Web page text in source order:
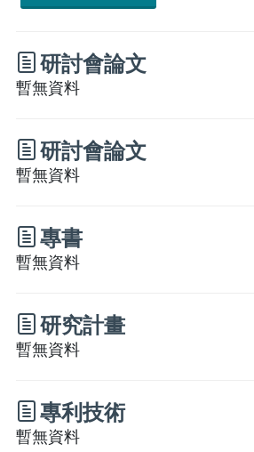
研討會論文
暫無資料
研討會論文
暫無資料
專書
暫無資料
研究計畫
暫無資料
專利技術
暫無資料